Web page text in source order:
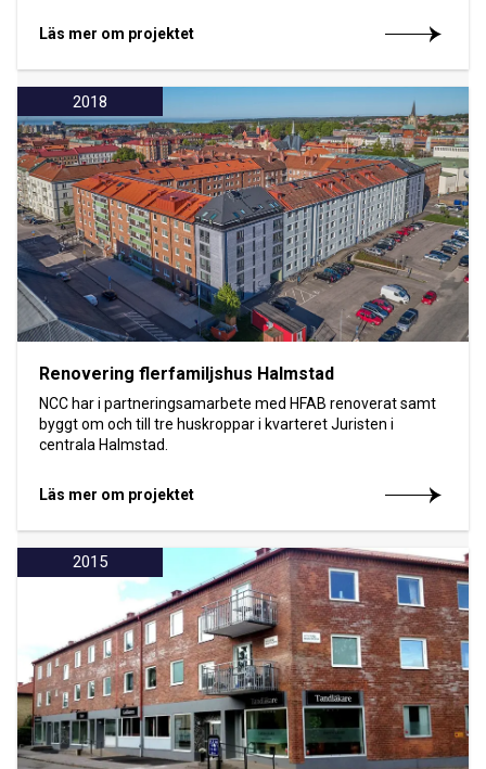
Läs mer om projektet
2018
Renovering flerfamiljshus Halmstad
NCC har i partneringsamarbete med HFAB renoverat samt
byggt om och till tre huskroppar i kvarteret Juristen i
centrala Halmstad.
Läs mer om projektet
2015